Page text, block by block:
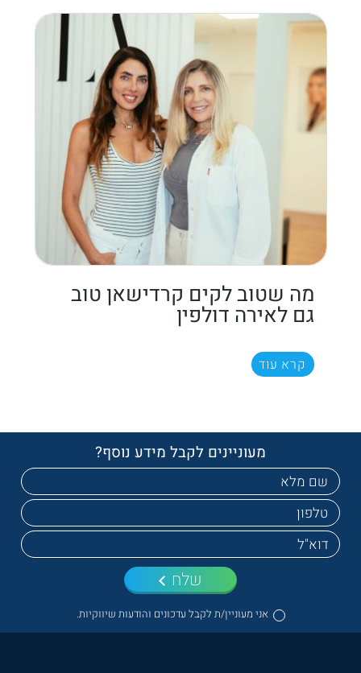
מה שטוב לקים קרדישאן טוב
גם לאירה דולפין
קרא עוד
מעוניינים לקבל מידע נוסף?
אני מעוניין/ת לקבל עדכונים והודעות שיווקיות.
שלח